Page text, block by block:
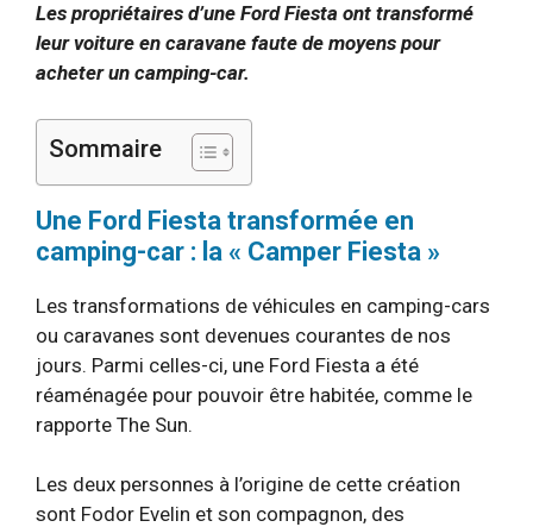
Les propriétaires d’une Ford Fiesta ont transformé
leur voiture en caravane faute de moyens pour
acheter un camping-car.
Sommaire
Une Ford Fiesta transformée en
camping-car : la « Camper Fiesta »
Les transformations de véhicules en camping-cars
ou caravanes sont devenues courantes de nos
jours. Parmi celles-ci, une Ford Fiesta a été
réaménagée pour pouvoir être habitée, comme le
rapporte The Sun.
Les deux personnes à l’origine de cette création
sont Fodor Evelin et son compagnon, des